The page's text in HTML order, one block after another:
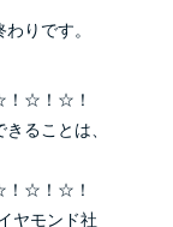
りです。
☆！☆！
ることは、
☆！☆！
ヤモンド社